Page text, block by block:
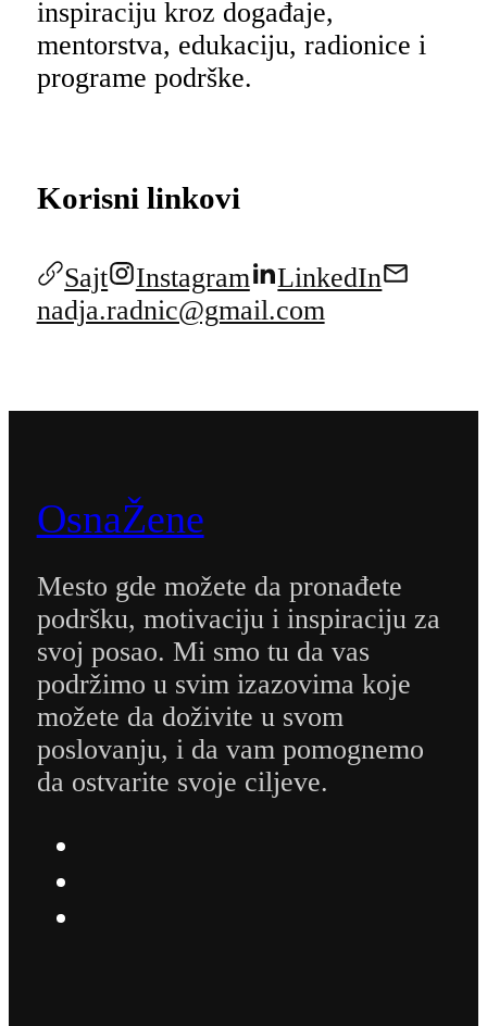
inspiraciju kroz događaje,
mentorstva, edukaciju, radionice i
programe podrške.
Korisni linkovi
Sajt Instagram
LinkedIn
nadja.radnic@gmail.com
OsnaŽene
Mesto gde možete da pronađete
podršku, motivaciju i inspiraciju za
svoj posao. Mi smo tu da vas
podržimo u svim izazovima koje
možete da doživite u svom
poslovanju, i da vam pomognemo
da ostvarite svoje ciljeve.